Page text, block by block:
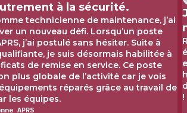
à la sécurité.
technicienne de maintenance, j’ai
un nouveau défi. Lorsqu’un poste
j’ai postulé sans hésiter. Suite à
je suis désormais habilitée à
de remise en service. Ce poste
plus globale de l’activité car je vois
réparés grâce au travail de
les équipes.
APRS
!